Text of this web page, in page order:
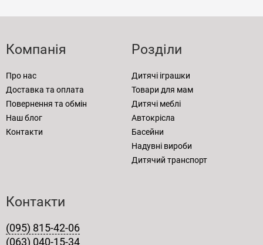
Компанія
Про нас
Доставка та оплата
Повернення та обмін
Наш блог
Контакти
Розділи
Дитячі іграшки
Товари для мам
Дитячі меблі
Автокрісла
Басейни
Надувні вироби
Дитячий транспорт
Контакти
(095) 815-42-06
(063) 040-15-34